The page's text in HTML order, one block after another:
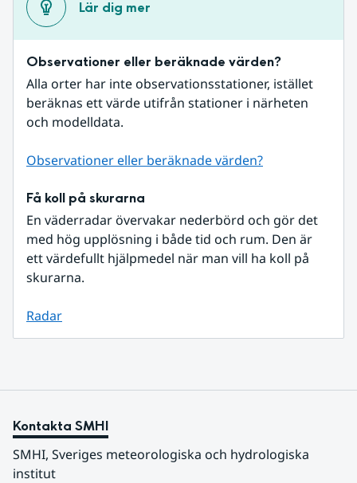
Lär dig mer
Observationer eller beräknade värden?
Alla orter har inte observationsstationer, istället
beräknas ett värde utifrån stationer i närheten
och modelldata.
Observationer eller beräknade värden?
Få koll på skurarna
En väderradar övervakar nederbörd och gör det
med hög upplösning i både tid och rum. Den är
ett värdefullt hjälpmedel när man vill ha koll på
skurarna.
Radar
Kontakta SMHI
SMHI, Sveriges meteorologiska och hydrologiska
institut